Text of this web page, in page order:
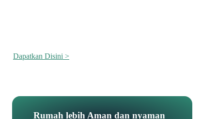
Dapatkan Disini >
Rumah lebih Aman dan nyaman